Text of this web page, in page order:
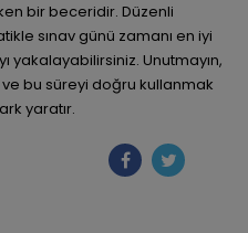
bir beceridir. Düzenli
sınav günü zamanı en iyi
yakalayabilirsiniz. Unutmayın,
bu süreyi doğru kullanmak
yaratır.